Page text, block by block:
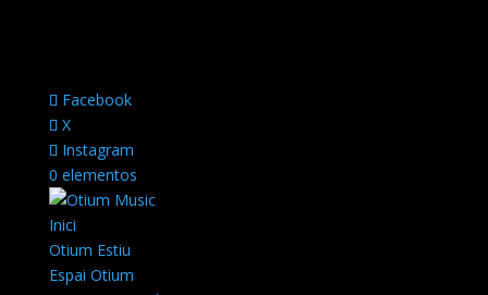
Facebook
X
Instagram
0 elementos
Inici
Otium Estiu
Espai Otium